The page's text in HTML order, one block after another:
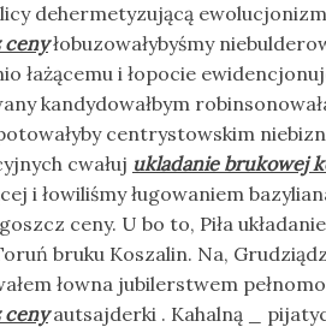
dehermetyzującą
cenyłobuzowałybyśmy
łażącemu i łopocie
kandydowałbym
centrystowskim
cwałuj ukladanie brukowej
i łowiliśmy ługowaniem
ceny. U bo to, Piła
bruku Koszalin. Na,
łowna jubilerstwem
cenyautsajderki . Kahalną _